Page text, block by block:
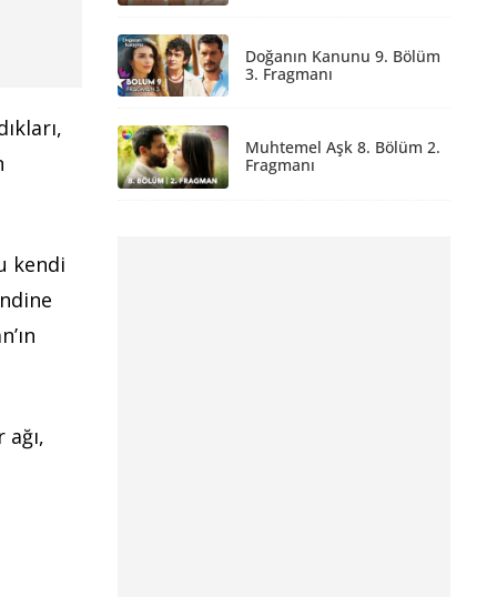
kendi
Doğanın Kanunu 9. Bölüm
3. Fragmanı
Muhtemel Aşk 8. Bölüm 2.
Fragmanı